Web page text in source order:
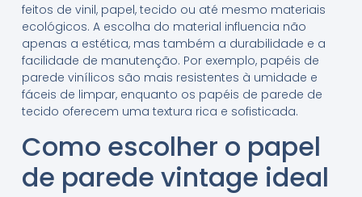
feitos de vinil, papel, tecido ou até mesmo materiais
ecológicos. A escolha do material influencia não
apenas a estética, mas também a durabilidade e a
facilidade de manutenção. Por exemplo, papéis de
parede vinílicos são mais resistentes à umidade e
fáceis de limpar, enquanto os papéis de parede de
tecido oferecem uma textura rica e sofisticada.
Como escolher o papel
de parede vintage ideal